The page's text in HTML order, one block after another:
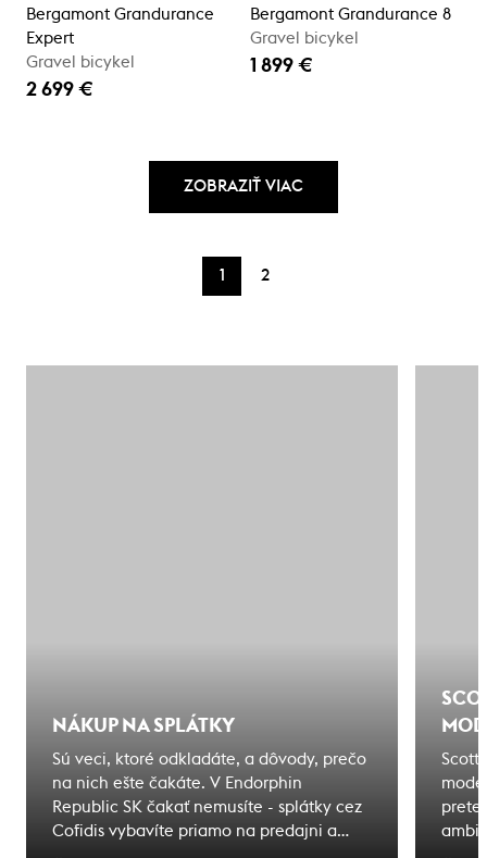
Bergamont Grandurance
Expert
Gravel bicykel
2 699 €
Bergamont Grandurance 8
Gravel bicykel
1 899 €
ZOBRAZIŤ VIAC
1 2
NÁKUP NA SPLÁTKY
Sú veci, ktoré odkladáte, a dôvody, prečo
na nich ešte čakáte. V Endorphin
Republic SK čakať nemusíte - splátky cez
Cofidis vybavíte priamo na predajni a
Scott